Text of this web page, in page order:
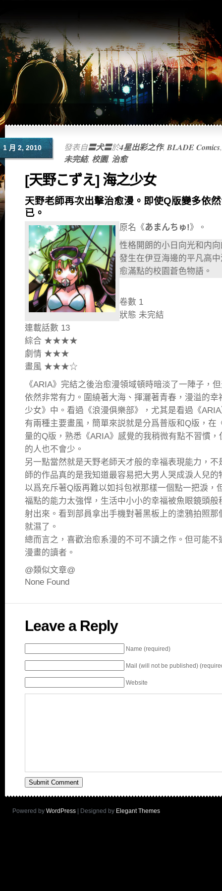
1 月 2, 2010 發表自〓犬〓於4星出彩之作, BLADE Comics
未完結, 校園, 治愈
[天野こずえ] 海之少女
天野老師再次出擊治愈漫。即使Q版變多依
已。
原名《あまんちゅ!》。
性格開朗的小日向光和内
發生在伊豆海邊的平凡高
愈滿點的校園蒼色物語。
卷數 1
狀態 未完結
連載話數 13
綜合 ★★★★
劇情 ★★★
畫風 ★★★☆
《ARIA》完結之後治愈漫領域頓時暗淡了一陣子，
依然非常有力。圍繞著大海、揮灑著青春，漫溢的幸
少女》中。看過《浪漫俱樂部》，尤其是看過《
有兩種主要畫風，簡單來説就是分爲普版和Q版，在
量的Q版，熟悉《ARIA》感覺的我稍微有點不習慣
的人也不會少。
另一點當然就是天野老師天才般的幸福表現能力，不
師的作品真的是我知道最容易把大男人哭成淚人兒
以爲充斥著Q版再難以如抖包袱那樣一個點一把淚，
福點的能力太強悍，生活中小小的幸福被魚眼鏡頭般
射出來。看到部員拿出手機對著黑板上的塗鴉拍照那
就濕了。
總而言之，喜歡治愈系漫的不可不讀之作。但可能不
漫畫的讀者。
@類似文章@
None Found
Leave a Reply
Name (required)
Mail (will not be published)
Website
Powered by WordPress | Designed by Elegant Themes